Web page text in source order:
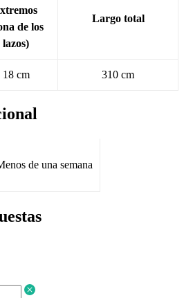
de los
lazos)
Largo total
18 cm 310 cm
de una semana